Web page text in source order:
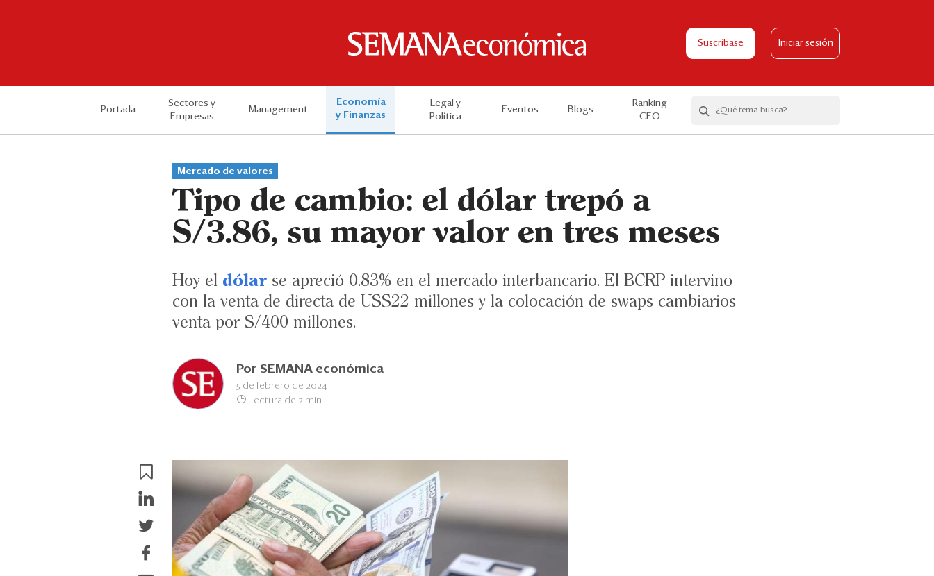
Suscríbase Iniciar sesión
Portada
Sectores y
Empresas
Management
Economía
y Finanzas
Legal y
Política
Eventos Blogs
Ranking
CEO
Mercado de valores
Tipo de cambio: el dólar trepó a
S/3.86, su mayor valor en tres meses
Hoy el dólar se apreció 0.83% en el mercado interbancario. El BCRP intervino
con la venta de directa de US$22 millones y la colocación de swaps cambiarios
venta por S/400 millones.
Por SEMANA económica
5 de febrero de 2024
Lectura de 2 min